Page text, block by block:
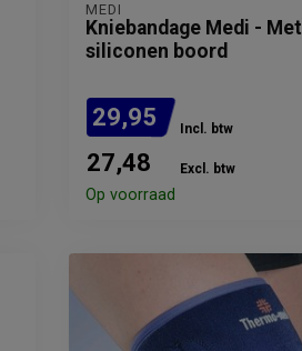
MEDI
Kniebandage Medi - Met
siliconen boord
29,95 Incl. btw
27,48 Excl. btw
Op voorraad